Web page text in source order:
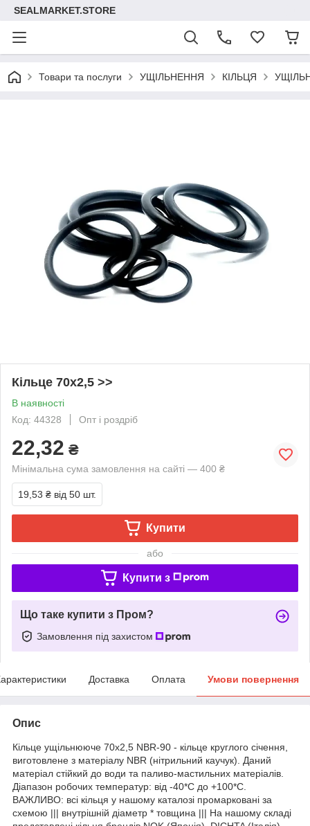
SEALMARKET.STORE
Товари та послуги УЩІЛЬНЕННЯ КІЛЬЦЯ
Кільце 70х2,5 >>
В наявності
Код: 44328
Опт і роздріб
22,32 ₴
Мінімальна сума замовлення на сайті — 400 ₴
19,53 ₴ від 50 шт.
Купити
або
Купити з
Що таке купити з Пром?
Замовлення під захистом
Доставка Оплата Умови повернення
Опис
Кільце ущільнююче 70х2,5 NBR-90 - кільце круглого січення,
виготовлене з матеріалу NBR (нітрильний каучук). Даний
матеріал стійкий до води та паливо-мастильних матеріалів.
Діапазон робочих температур: від -40*С до +100*С.
ВАЖЛИВО: всі кільця у нашому каталозі промарковані за
схемою ||| внутрішній діаметр * товщина ||| На нашому складі